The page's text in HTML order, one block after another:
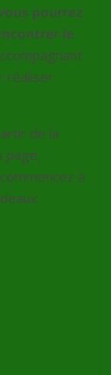
pourrez
le
réaliser
de la
page,
à